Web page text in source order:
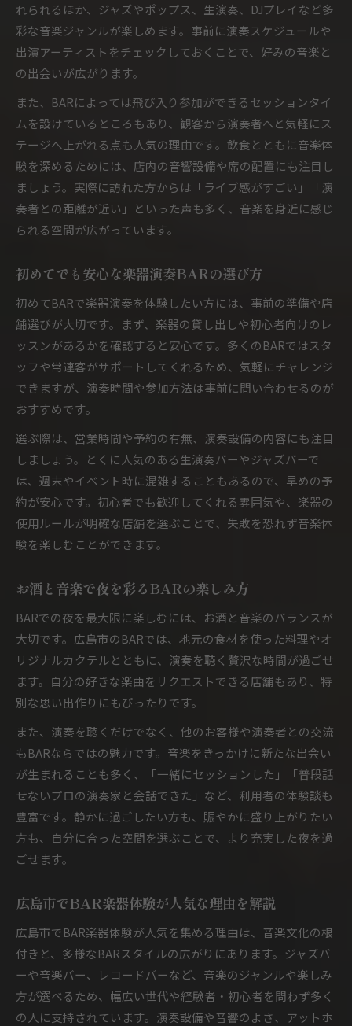
BARでの音楽談義が生む新しい出会い
広島市のBARで音楽仲間を見つける方法
BARで気軽に参加できる音楽イベント
BARでジャズやロックを体感する夜
BAR楽器を通じて味わうジャンルの幅
BARならではの生演奏ジャンル特集
ジャズBARやロックBARで得る感動体験
れられるほか、ジャズやポップス、生演奏、DJプレイなど多
彩な音楽ジャンルが楽しめます。事前に演奏スケジュールや
出演アーティストをチェックしておくことで、好みの音楽と
の出会いが広がります。
また、BARによっては飛び入り参加ができるセッションタイ
ムを設けているところもあり、観客から演奏者へと気軽にス
テージへ上がれる点も人気の理由です。飲食とともに音楽体
験を深めるためには、店内の音響設備や席の配置にも注目し
ましょう。実際に訪れた方からは「ライブ感がすごい」「演
奏者との距離が近い」といった声も多く、音楽を身近に感じ
られる空間が広がっています。
初めてでも安心な楽器演奏BARの選び方
初めてBARで楽器演奏を体験したい方には、事前の準備や店
舗選びが大切です。まず、楽器の貸し出しや初心者向けのレ
ッスンがあるかを確認すると安心です。多くのBARではスタ
ッフや常連客がサポートしてくれるため、気軽にチャレンジ
できますが、演奏時間や参加方法は事前に問い合わせるのが
おすすめです。
選ぶ際は、営業時間や予約の有無、演奏設備の内容にも注目
しましょう。とくに人気のある生演奏バーやジャズバーで
は、週末やイベント時に混雑することもあるので、早めの予
約が安心です。初心者でも歓迎してくれる雰囲気や、楽器の
使用ルールが明確な店舗を選ぶことで、失敗を恐れず音楽体
験を楽しむことができます。
お酒と音楽で夜を彩るBARの楽しみ方
BARでの夜を最大限に楽しむには、お酒と音楽のバランスが
大切です。広島市のBARでは、地元の食材を使った料理やオ
リジナルカクテルとともに、演奏を聴く贅沢な時間が過ごせ
ます。自分の好きな楽曲をリクエストできる店舗もあり、特
別な思い出作りにもぴったりです。
また、演奏を聴くだけでなく、他のお客様や演奏者との交流
もBARならではの魅力です。音楽をきっかけに新たな出会い
が生まれることも多く、「一緒にセッションした」「普段話
せないプロの演奏家と会話できた」など、利用者の体験談も
豊富です。静かに過ごしたい方も、賑やかに盛り上がりたい
方も、自分に合った空間を選ぶことで、より充実した夜を過
ごせます。
広島市でBAR楽器体験が人気な理由を解説
広島市でBAR楽器体験が人気を集める理由は、音楽文化の根
付きと、多様なBARスタイルの広がりにあります。ジャズバ
ーや音楽バー、レコードバーなど、音楽のジャンルや楽しみ
方が選べるため、幅広い世代や経験者・初心者を問わず多く
の人に支持されています。演奏設備や音響のよさ、アットホ